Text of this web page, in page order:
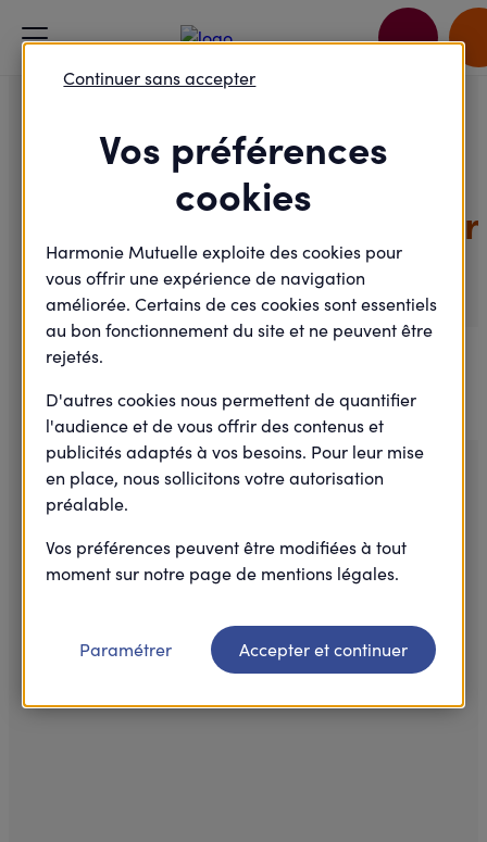
Accueil
Je passe à l'action
Chaussez vos baskets pour la Galopée
Sport - Alimentation
Chaussez vos baskets pour
la Galopée
07 Jun .
Vos préférences
cookies
Harmonie Mutuelle exploite des cookies pour
vous offrir une expérience de navigation
améliorée. Certains de ces cookies sont essentiels
au bon fonctionnement du site et ne peuvent être
rejetés.
D'autres cookies nous permettent de quantifier
l'audience et de vous offrir des contenus et
publicités adaptés à vos besoins. Pour leur mise
en place, nous sollicitons votre autorisation
préalable.
Vos préférences peuvent être modifiées à tout
moment sur notre page de mentions légales.
Continuer sans accepter
Paramétrer Accepter et continuer